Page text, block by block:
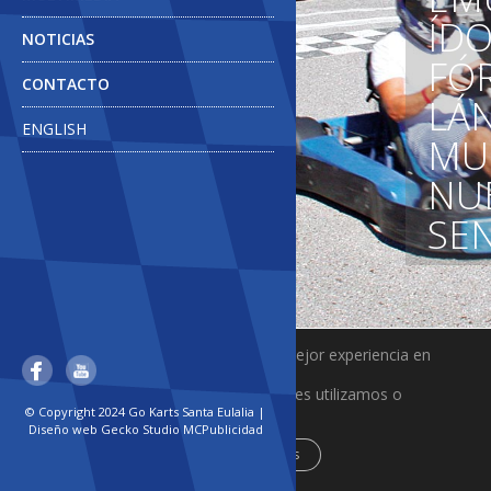
NOTICIAS
CONTACTO
ENGLISH
© Copyright 2024 Go Karts Santa Eulalia |
Diseño web Gecko Studio MCPublicidad
Utilizamos cookies para ofrecerte la mejor experiencia en
nuestra web.
Puedes aprender más sobre qué cookies utilizamos o
desactivarlas en losajustes .
Ajustes